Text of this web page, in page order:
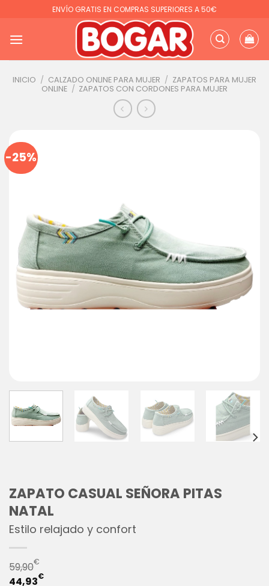
contenido
ENVÍO GRATIS EN COMPRAS SUPERIORES A 50€
INICIO / CALZADO ONLINE PARA MUJER / ZAPATOS PARA MUJER
ONLINE / ZAPATOS CON CORDONES PARA MUJER
-25%
ZAPATO CASUAL SEÑORA PITAS
NATAL
Estilo relajado y confort
59,90€
44,93€